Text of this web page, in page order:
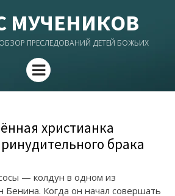
МУЧЕНИКОВ
ПРЕСЛЕДОВАНИЙ ДЕТЕЙ БОЖЬИХ
Menu
христианка
брака
— колдун в одном из
Бенина. Когда он начал совершать